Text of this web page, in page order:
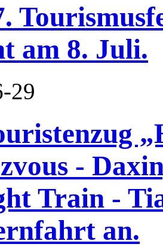
am 8. Juli.
29
-
Train -
an.